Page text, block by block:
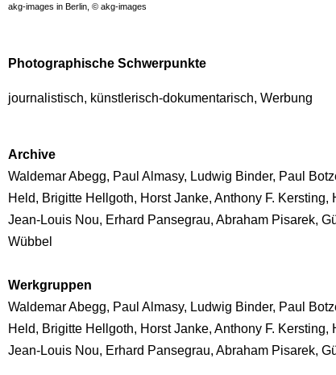
akg-images in Berlin, © akg-images
Photographische Schwerpunkte
journalistisch, künstlerisch-dokumentarisch, Werbung
Archive
Waldemar Abegg, Paul Almasy, Ludwig Binder, Paul
Held, Brigitte Hellgoth, Horst Janke, Anthony F.
Jean-Louis Nou, Erhard Pansegrau, Abraham Pisarek,
Wübbel
Werkgruppen
Waldemar Abegg, Paul Almasy, Ludwig Binder, Paul
Held, Brigitte Hellgoth, Horst Janke, Anthony F.
Jean-Louis Nou, Erhard Pansegrau, Abraham Pisarek,